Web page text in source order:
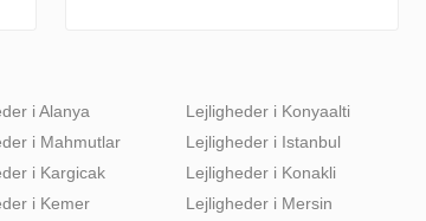
i Alanya
i Mahmutlar
i Kargicak
i Kemer
Lejligheder i Konyaalti
Lejligheder i Istanbul
Lejligheder i Konakli
Lejligheder i Mersin